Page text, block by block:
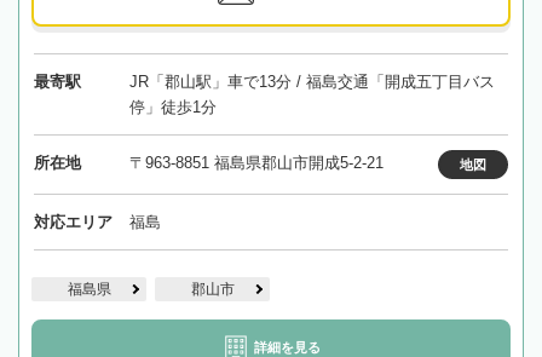
最寄駅
JR「郡山駅」車で13分 / 福島交通「開成五丁目バス
停」徒歩1分
所在地 〒963-8851 福島県郡山市開成5-2-21 地図
対応エリア 福島
福島県 郡山市
詳細を見る